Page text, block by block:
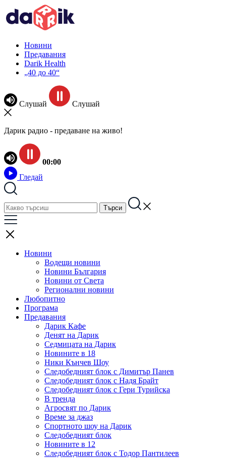
Новини
Предавания
Darik Health
„40 до 40“
Слушай Слушай
Дарик радио - предаване на живо!
00:00
Гледай
Новини
Водещи новини
Новини България
Новини от Света
Регионални новини
Любопитно
Програма
Предавания
Дарик Кафе
Денят на Дарик
Седмицата на Дарик
Новините в 18
Ники Кънчев Шоу
Следобедният блок с Димитър Панев
Следобедният блок с Надя Брайт
Следобедният блок с Гери Турийска
В тренда
Агросвят по Дарик
Време за джаз
Спортното шоу на Дарик
Следобедният блок
Новините в 12
Следобедният блок с Тодор Пантилеев